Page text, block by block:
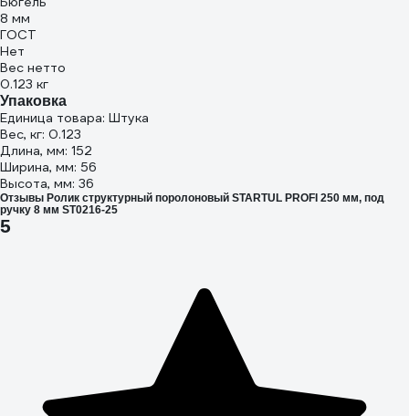
8 мм
ГОСТ
Нет
Вес нетто
0.123 кг
Упаковка
Единица товара: Штука
Вес, кг: 0.123
Длина, мм: 152
Ширина, мм: 56
Высота, мм: 36
Отзывы Ролик структурный поролоновый STARTUL PROFI 250 мм, под
ручку 8 мм ST0216-25
5